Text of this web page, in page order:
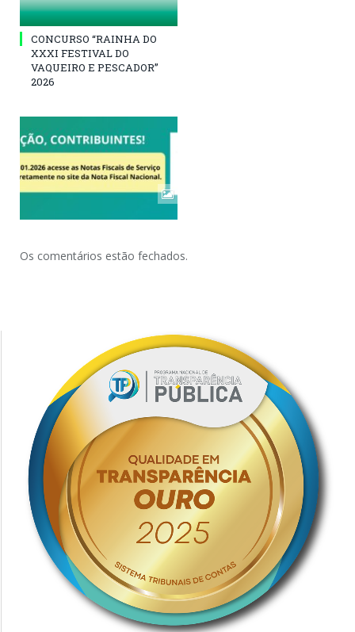
CONCURSO “RAINHA DO
XXXI FESTIVAL DO
VAQUEIRO E PESCADOR”
2026
Os comentários estão fechados.